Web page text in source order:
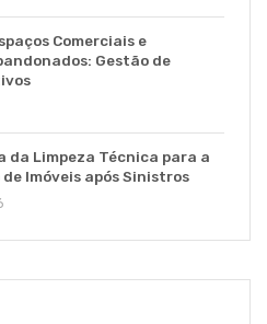
Comerciais e
Gestão de
da Limpeza Técnica para a
Imóveis após Sinistros